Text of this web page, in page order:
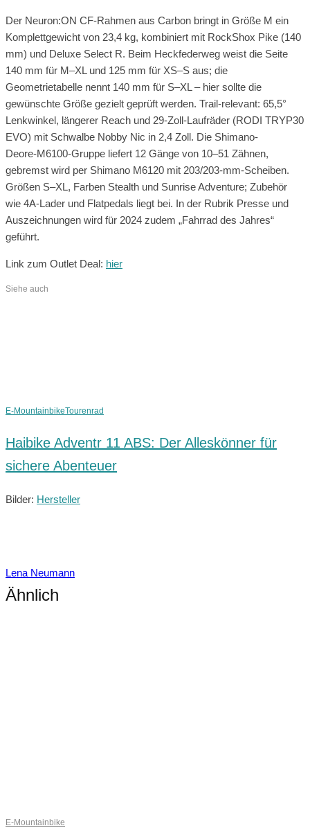
Der Neuron:ON CF‑Rahmen aus Carbon bringt in Größe M ein
Komplettgewicht von 23,4 kg, kombiniert mit RockShox Pike (140
mm) und Deluxe Select R. Beim Heckfederweg weist die Seite
140 mm für M–XL und 125 mm für XS–S aus; die
Geometrietabelle nennt 140 mm für S–XL – hier sollte die
gewünschte Größe gezielt geprüft werden. Trail-relevant: 65,5°
Lenkwinkel, längerer Reach und 29‑Zoll-Laufräder (RODI TRYP30
EVO) mit Schwalbe Nobby Nic in 2,4 Zoll. Die Shimano-
Deore‑M6100‑Gruppe liefert 12 Gänge von 10–51 Zähnen,
gebremst wird per Shimano M6120 mit 203/203‑mm‑Scheiben.
Größen S–XL, Farben Stealth und Sunrise Adventure; Zubehör
wie 4A‑Lader und Flatpedals liegt bei. In der Rubrik Presse und
Auszeichnungen wird für 2024 zudem „Fahrrad des Jahres“
geführt.
Link zum Outlet Deal: hier
Siehe auch
E-MountainbikeTourenrad
Haibike Adventr 11 ABS: Der Alleskönner für
sichere Abenteuer
Bilder: Hersteller
Lena Neumann
Ähnlich
E-Mountainbike